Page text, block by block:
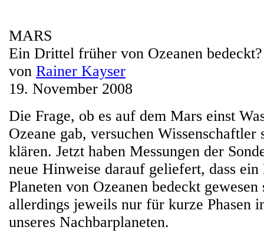
MARS
Ein Drittel früher von Ozeanen bedeckt?
von Rainer Kayser
19. November 2008
Die Frage, ob es auf dem Mars einst
Ozeane gab, versuchen Wissenschaftler
klären. Jetzt haben Messungen der
neue Hinweise darauf geliefert, dass
Planeten von Ozeanen bedeckt
allerdings jeweils nur für kurze Phasen
unseres Nachbarplaneten.